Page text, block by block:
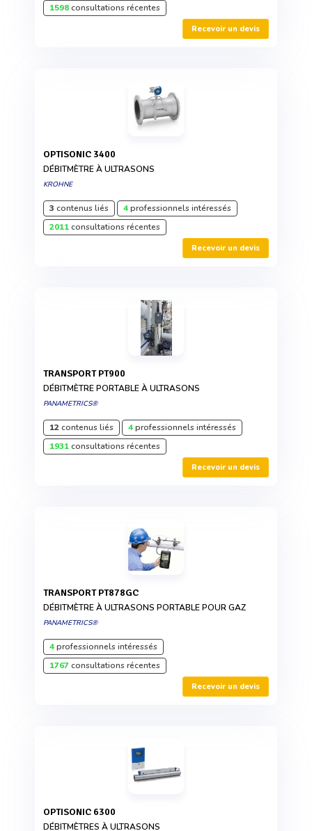
1598consultations récentes
Recevoir un devis
OPTISONIC 3400
DÉBITMÈTRE À ULTRASONS
KROHNE
3 contenus liés 4professionnels intéressés
2011consultations récentes
Recevoir un devis
TRANSPORT PT900
DÉBITMÈTRE PORTABLE À ULTRASONS
PANAMETRICS®
12contenus liés 4professionnels intéressés
1931consultations récentes
Recevoir un devis
TRANSPORT PT878GC
DÉBITMÈTRE À ULTRASONS PORTABLE POUR GAZ
PANAMETRICS®
4professionnels intéressés
1767consultations récentes
Recevoir un devis
OPTISONIC 6300
DÉBITMÈTRES À ULTRASONS